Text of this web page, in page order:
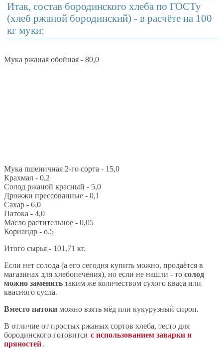
Итак, состав бородинского хлеба по ГОСТу
(хлеб ржаной бородинский) - в расчёте на 100
кг муки:
Мука ржаная обойная - 80,0
Мука пшеничная 2-го сорта - 15,0
Крахмал - 0,2
Солод ржаной красный - 5,0
Дрожжи прессованные - 0,1
Сахар - 6,0
Патока - 4,0
Масло растительное - 0,05
Кориандр - о,5
Итого сырья - 101,71 кг.
Если нет солода (а его сегодня купить можно, продаётся в
магазинах для хлебопечения), но если не нашли - то солод
можно заменить таким же количеством сухого кваса или
квасного сусла.
Вместо патоки можно взять мёд или кукурузный сироп.
В отличие от простых ржаных сортов хлеба, тесто для
бородинского готовится с использованием заварки и
пряностей .